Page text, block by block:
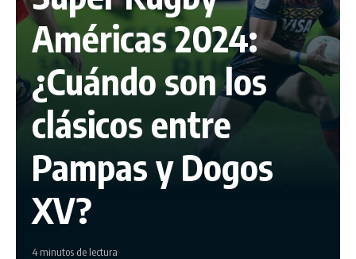
Américas 2024:
¿Cuándo son los
clásicos entre
Pampas y Dogos
XV?
4 minutos de lectura